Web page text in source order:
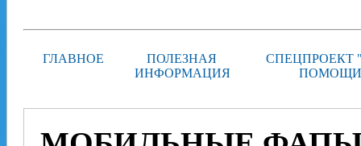
ГЛАВНОЕ
ПОЛЕЗНАЯ
ИНФОРМАЦИЯ
СПЕЦПРОЕКТ